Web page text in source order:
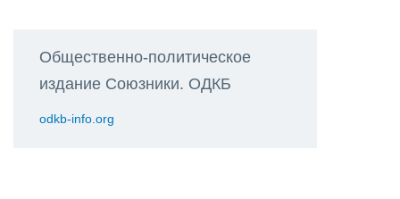
Общественно-политическое
издание Союзники. ОДКБ
odkb-info.org